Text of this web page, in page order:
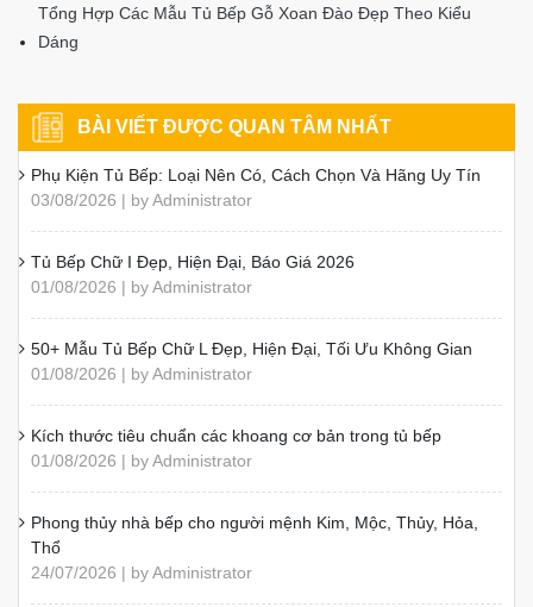
Tổng Hợp Các Mẫu Tủ Bếp Gỗ Xoan Đào Đẹp Theo Kiểu
Dáng
BÀI VIẾT ĐƯỢC QUAN TÂM NHẤT
Phụ Kiện Tủ Bếp: Loại Nên Có, Cách Chọn Và Hãng Uy Tín
03/08/2026 | by Administrator
Tủ Bếp Chữ I Đẹp, Hiện Đại, Báo Giá 2026
01/08/2026 | by Administrator
50+ Mẫu Tủ Bếp Chữ L Đẹp, Hiện Đại, Tối Ưu Không Gian
01/08/2026 | by Administrator
Kích thước tiêu chuẩn các khoang cơ bản trong tủ bếp
01/08/2026 | by Administrator
Phong thủy nhà bếp cho người mệnh Kim, Mộc, Thủy, Hỏa,
Thổ
24/07/2026 | by Administrator